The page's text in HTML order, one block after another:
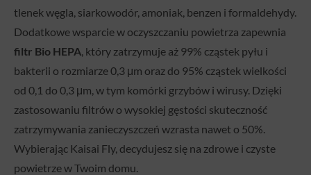
tlenek węgla, siarkowodór, amoniak, benzen i formaldehydy.
Dodatkowe wsparcie w oczyszczaniu powietrza zapewnia
filtr Bio HEPA, który zatrzymuje aż 99% cząstek pyłu i
bakterii o rozmiarze 0,3 μm oraz do 95% cząstek wielkości
od 0,1 do 0,3 μm, w tym komórki grzybów i wirusy. Dzięki
zastosowaniu filtrów o wysokiej gęstości skuteczność
zatrzymywania zanieczyszczeń wzrasta nawet o 50%.
Wybierając Kaisai Fly, decydujesz się na zdrowe i czyste
powietrze w Twoim domu.